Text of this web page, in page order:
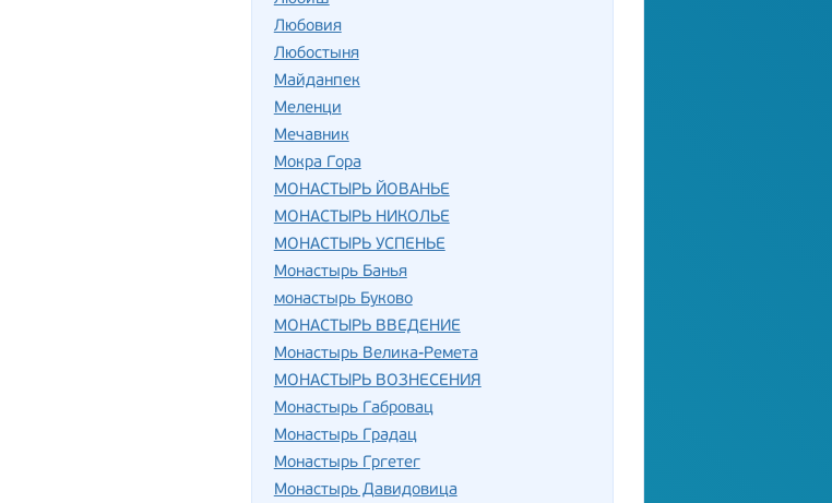
Любовия
Любостыня
Майданпек
Меленци
Мечавник
Мокра Гора
МОНАСТЫРЬ ЙОВАНЬЕ
МОНАСТЫРЬ НИКОЛЬЕ
МОНАСТЫРЬ УСПЕНЬЕ
Монастырь Банья
монастырь Буково
МОНАСТЫРЬ ВВЕДЕНИЕ
Монастырь Велика-Ремета
МОНАСТЫРЬ ВОЗНЕСЕНИЯ
Монастырь Габровац
Монастырь Градац
Монастырь Гргетег
Монастырь Давидовица